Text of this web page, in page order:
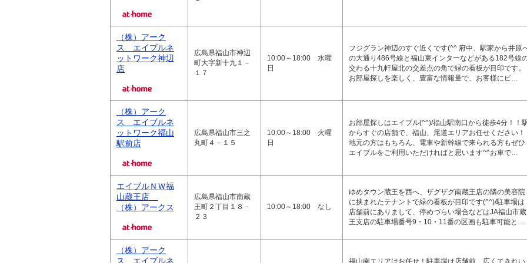
（株）アーク
ス エイブルネ
ットワーク神辺
店
広島県福山市神辺
町大字新十九１－
１７
10:00～18:00 水曜
日
フジグラン神辺のすぐ近くです(^^ 府中、駅家から井原
の大通り486号線と福山東インターなどがある182号線
交わる十九軒屋北の交差点の角で緑の看板が目印です。
お部屋探しを楽しく、豊富な情報量で、お客様にピ…
（株）アーク
ス エイブルネ
ットワーク福山
駅前店
広島県福山市三之
丸町４－１５
10:00～18:00 火曜
日
お部屋探しはエイブル(^^)/福山駅南口から徒歩4分！！
からすぐの店舗で、福山、尾道エリアお任せください！
地元の方はもちろん、電車や新幹線で来られる方もぜひ
エイブルをご利用いただければと思います^^お車で…
エイブルＮＷ福
山蔵王店
（株）アークス
広島県福山市南蔵
王町２丁目１８－
２３
10:00～18:00 なし
ゆめタウン蔵王を西へ、ザグザグ南蔵王店の隣の美容院
に挟まれたテナントで緑の看板が目印です(^^)/駐車場は
店舗前にありまして、停めづらい場合などはJA福山市蔵
王支店の駐車場番号9・10・11番の区画も駐車可能と…
（株）アーク
ス エイブルネ
福山南エリアはお任せ！駐車場は店舗前、広くてきれい